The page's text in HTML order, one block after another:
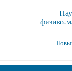
физико-